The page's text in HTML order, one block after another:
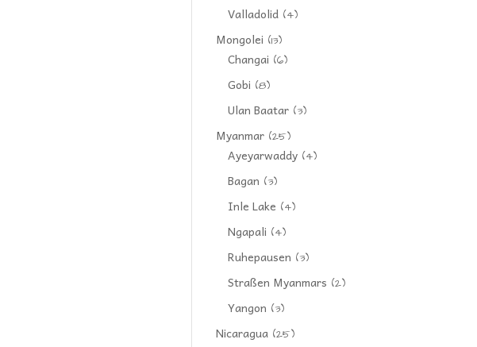
Valladolid (4)
Mongolei (13)
Changai (6)
Gobi (8)
Ulan Baatar (3)
Myanmar (25)
Ayeyarwaddy (4)
Bagan (3)
Inle Lake (4)
Ngapali (4)
Ruhepausen (3)
Straßen Myanmars (2)
Yangon (3)
Nicaragua (25)